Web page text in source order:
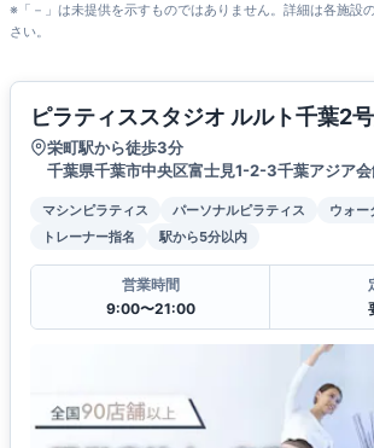
※「－」は未提供を示すものではありません。詳細は各施設
さい。
ピラティススタジオ ルルト千葉2
栄町駅から徒歩3分
千葉県千葉市中央区富士見1-2-3千葉アジア
マシンピラティス パーソナルピラティス
ウォー
トレーナー指名
駅から5分以内
営業時間
9:00〜21:00